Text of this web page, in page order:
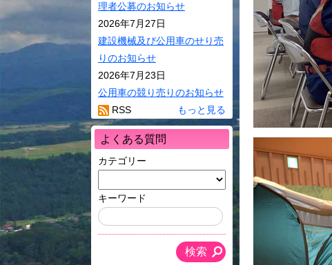
理者公募のお知らせ
2026年7月27日
建設機械及び公用車のせり売
りのお知らせ
2026年7月23日
公用車の競り売りのお知らせ
もっと見る
RSS
よくある質問
カテゴリー
キーワード
バス・JR･かたく
り号ダイヤ
ペット
ケーブルテレビ